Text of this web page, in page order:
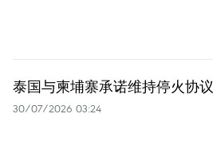
泰国与柬埔寨承诺维持停火协议
30/07/2026 03:24